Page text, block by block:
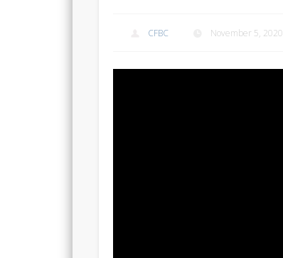
CFBC November 5, 2020